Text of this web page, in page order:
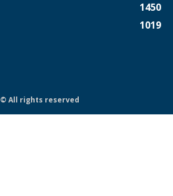
1450
1019
© All rights reserved